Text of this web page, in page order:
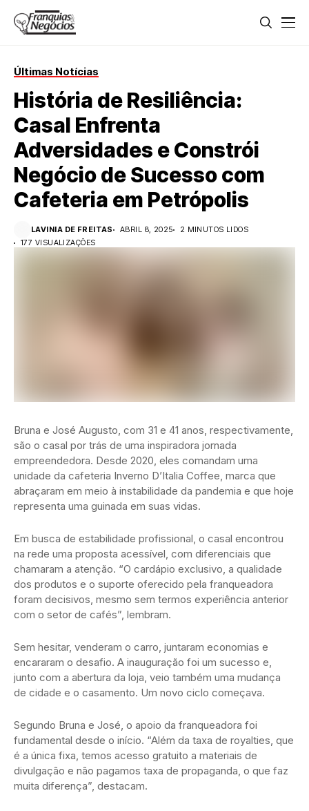
Últimas Notícias
História de Resiliência:
Casal Enfrenta
Adversidades e Constrói
Negócio de Sucesso com
Cafeteria em Petrópolis
LAVINIA DE FREITAS ABRIL 8, 2025
2 MINUTOS LIDOS
177 VISUALIZAÇÕES
Bruna e José Augusto, com 31 e 41 anos, respectivamente,
são o casal por trás de uma inspiradora jornada
empreendedora. Desde 2020, eles comandam uma
unidade da cafeteria Inverno D’Italia Coffee, marca que
abraçaram em meio à instabilidade da pandemia e que hoje
representa uma guinada em suas vidas.
Em busca de estabilidade profissional, o casal encontrou
na rede uma proposta acessível, com diferenciais que
chamaram a atenção. “O cardápio exclusivo, a qualidade
dos produtos e o suporte oferecido pela franqueadora
foram decisivos, mesmo sem termos experiência anterior
com o setor de cafés”, lembram.
Sem hesitar, venderam o carro, juntaram economias e
encararam o desafio. A inauguração foi um sucesso e,
junto com a abertura da loja, veio também uma mudança
de cidade e o casamento. Um novo ciclo começava.
Segundo Bruna e José, o apoio da franqueadora foi
fundamental desde o início. “Além da taxa de royalties, que
é a única fixa, temos acesso gratuito a materiais de
divulgação e não pagamos taxa de propaganda, o que faz
muita diferença”, destacam.